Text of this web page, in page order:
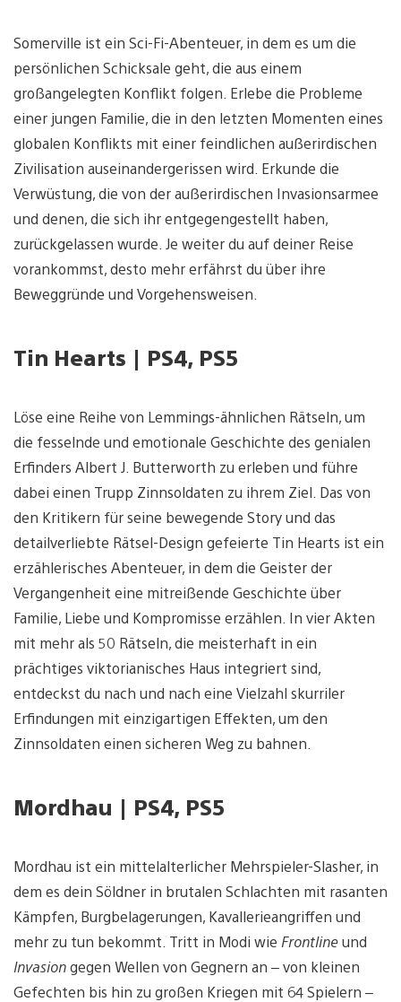
Somerville ist ein Sci-Fi-Abenteuer, in dem es um die
persönlichen Schicksale geht, die aus einem
großangelegten Konflikt folgen. Erlebe die Probleme
einer jungen Familie, die in den letzten Momenten eines
globalen Konflikts mit einer feindlichen außerirdischen
Zivilisation auseinandergerissen wird. Erkunde die
Verwüstung, die von der außerirdischen Invasionsarmee
und denen, die sich ihr entgegengestellt haben,
zurückgelassen wurde. Je weiter du auf deiner Reise
vorankommst, desto mehr erfährst du über ihre
Beweggründe und Vorgehensweisen.
Tin Hearts | PS4, PS5
Löse eine Reihe von Lemmings-ähnlichen Rätseln, um
die fesselnde und emotionale Geschichte des genialen
Erfinders Albert J. Butterworth zu erleben und führe
dabei einen Trupp Zinnsoldaten zu ihrem Ziel. Das von
den Kritikern für seine bewegende Story und das
detailverliebte Rätsel-Design gefeierte Tin Hearts ist ein
erzählerisches Abenteuer, in dem die Geister der
Vergangenheit eine mitreißende Geschichte über
Familie, Liebe und Kompromisse erzählen. In vier Akten
mit mehr als 50 Rätseln, die meisterhaft in ein
prächtiges viktorianisches Haus integriert sind,
entdeckst du nach und nach eine Vielzahl skurriler
Erfindungen mit einzigartigen Effekten, um den
Zinnsoldaten einen sicheren Weg zu bahnen.
Mordhau | PS4, PS5
Mordhau ist ein mittelalterlicher Mehrspieler-Slasher, in
dem es dein Söldner in brutalen Schlachten mit rasanten
Kämpfen, Burgbelagerungen, Kavallerieangriffen und
mehr zu tun bekommt. Tritt in Modi wie Frontlineund
Invasiongegen Wellen von Gegnern an – von kleinen
Gefechten bis hin zu großen Kriegen mit 64 Spielern –